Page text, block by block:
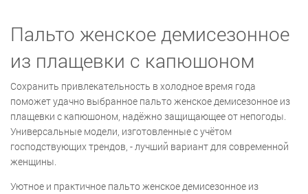
Пальто женское демисезонное
из плащевки с капюшоном
Сохранить привлекательность в холодное время года
поможет удачно выбранное пальто женское демисезонное из
плащевки с капюшоном, надёжно защищающее от непогоды.
Универсальные модели, изготовленные с учётом
господствующих трендов, - лучший вариант для современной
женщины.
Уютное и практичное пальто женское демисезонное из